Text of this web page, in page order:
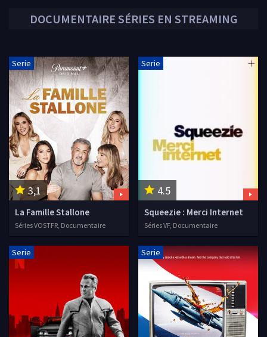
DOCUMENTAIRE SÉRIES EN STREAMING
3,1
Serie
La Famille Stallone
Séries VOSTFR, Documentaire
4.5
Serie
Squeezie : Merci Internet
Séries VF, Documentaire
Serie Serie